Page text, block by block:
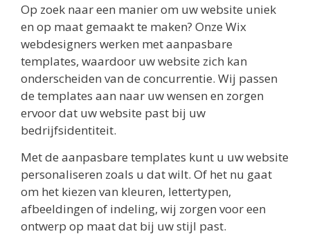
Op zoek naar een manier om uw website uniek
en op maat gemaakt te maken? Onze Wix
webdesigners werken met aanpasbare
templates, waardoor uw website zich kan
onderscheiden van de concurrentie. Wij passen
de templates aan naar uw wensen en zorgen
ervoor dat uw website past bij uw
bedrijfsidentiteit.
Met de aanpasbare templates kunt u uw website
personaliseren zoals u dat wilt. Of het nu gaat
om het kiezen van kleuren, lettertypen,
afbeeldingen of indeling, wij zorgen voor een
ontwerp op maat dat bij uw stijl past.